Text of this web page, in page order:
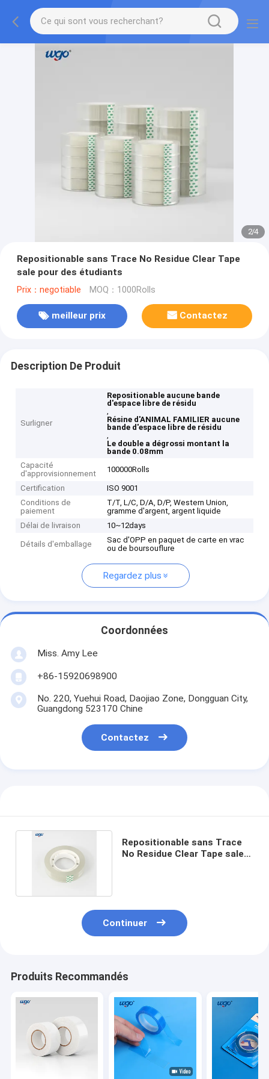
2/4
Repositionable sans Trace No Residue Clear Tape
sale pour des étudiants
Prix：negotiable MOQ：1000Rolls
meilleur prix Contactez
Description De Produit
Surligner
Repositionable aucune bande
d'espace libre de résidu
,
Résine d'ANIMAL FAMILIER aucune
bande d'espace libre de résidu
,
Le double a dégrossi montant la
bande 0.08mm
Capacité
d'approvisionnement
100000Rolls
Certification
ISO 9001
Conditions de
paiement
T/T, L/C, D/A, D/P, Western Union,
gramme d'argent, argent liquide
Délai de livraison
10~12days
Détails d'emballage
Sac d'OPP en paquet de carte en vrac
ou de boursouflure
Regardez plus
Coordonnées
Miss. Amy Lee
+86-15920698900
No. 220, Yuehui Road, Daojiao Zone, Dongguan City,
Guangdong 523170 Chine
Contactez
Repositionable sans Trace
No Residue Clear Tape sale
Continuer
Produits Recommandés